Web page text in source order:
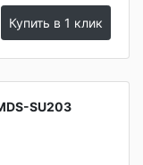
Купить в 1 клик
SU203